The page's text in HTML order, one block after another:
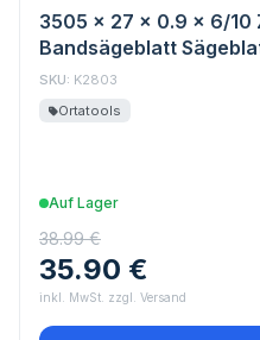
3505 x 27 x 0.9 x 6/10
Bandsägeblatt
SKU: K2803
Ortatools
Auf Lager
38.99 €
35.90 €
inkl. MwSt. zzgl. Versand